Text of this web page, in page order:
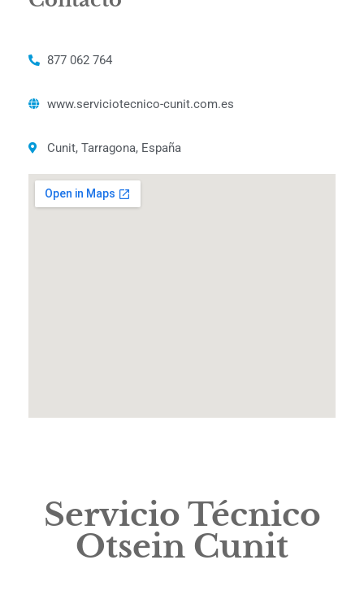
877 062 764
www.serviciotecnico-cunit.com.es
Cunit, Tarragona, España
Servicio Técnico
Otsein Cunit